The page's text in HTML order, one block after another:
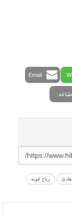
Email
طباعة
رياح قوية